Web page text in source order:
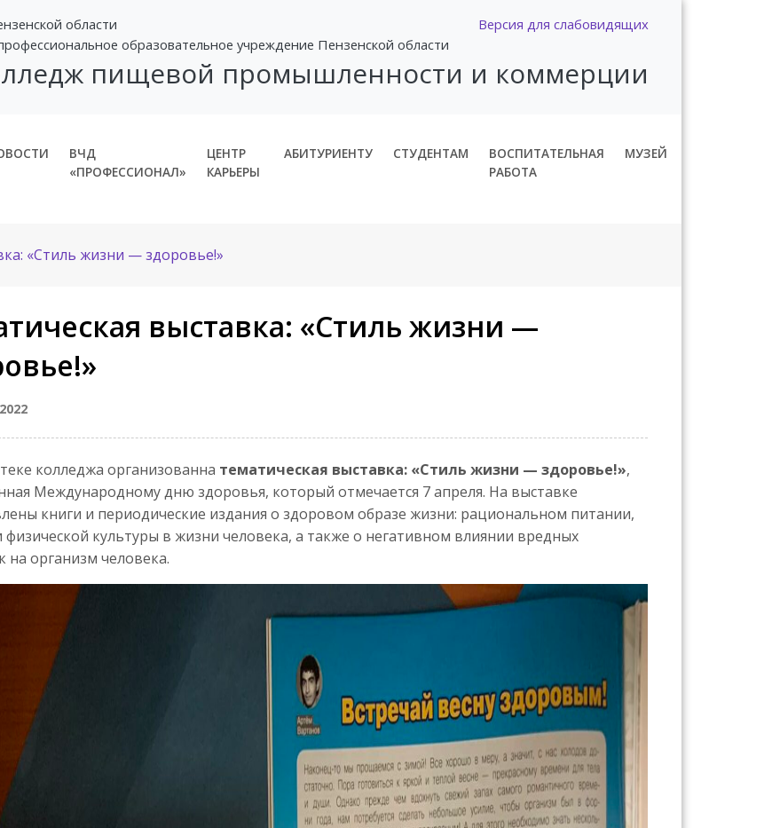
Версия для слабовидящих
области
образовательное учреждение Пензенской области
пищевой промышленности и коммерции
ВЧД
«ПРОФЕССИОНАЛ»
ЦЕНТР
КАРЬЕРЫ
АБИТУРИЕНТУ СТУДЕНТАМ
ВОСПИТАТЕЛЬНАЯ
РАБОТА
МУЗЕЙ
«Стиль жизни — здоровье!»
выставка: «Стиль жизни —
колледжа организованна тематическая выставка: «Стиль жизни — здоровье!»,
Международному дню здоровья, который отмечается 7 апреля. На выставке
книги и периодические издания о здоровом образе жизни: рациональном питании,
физической культуры в жизни человека, а также о негативном влиянии вредных
на организм человека.